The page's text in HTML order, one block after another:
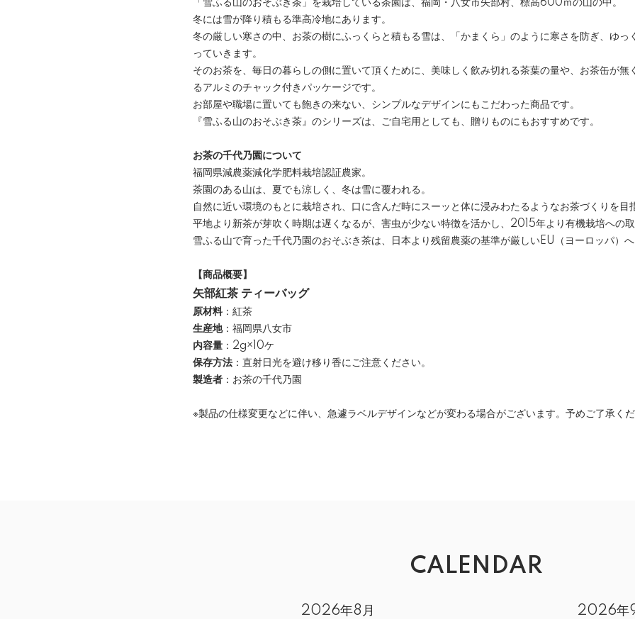
「雪ふる山のおそぶき茶」を栽培している茶園は、福岡・八女市矢部村、標高600ｍの山の中。
冬には雪が降り積もる準高冷地にあります。
冬の厳しい寒さの中、お茶の樹にふっくらと積もる雪は、「かまくら」のように寒さを防ぎ、ゆっ
っていきます。
そのお茶を、毎日の暮らしの側に置いて頂くために、美味しく飲み切れる茶葉の量や、お茶缶が無
るアルミのチャック付きパッケージです。
お部屋や職場に置いても飽きの来ない、シンプルなデザインにもこだわった商品です。
『雪ふる山のおそぶき茶』のシリーズは、ご自宅用としても、贈りものにもおすすめです。
お茶の千代乃園について
福岡県減農薬減化学肥料栽培認証農家。
茶園のある山は、夏でも涼しく、冬は雪に覆われる。
自然に近い環境のもとに栽培され、口に含んだ時にスーッと体に浸みわたるようなお茶づくりを目
平地より新茶が芽吹く時期は遅くなるが、害虫が少ない特徴を活かし、2015年より有機栽培への
雪ふる山で育った千代乃園のおそぶき茶は、日本より残留農薬の基準が厳しいEU（ヨーロッパ）
【商品概要】
矢部紅茶 ティーバッグ
原材料 ：紅茶
生産地：福岡県八女市
内容量 ：2g×10ケ
保存方法 ：直射日光を避け移り香にご注意ください。
製造者 ：お茶の千代乃園
※製品の仕様変更などに伴い、急遽ラベルデザインなどが変わる場合がございます。予めご了承く
CALENDAR
2026年8月 2026年